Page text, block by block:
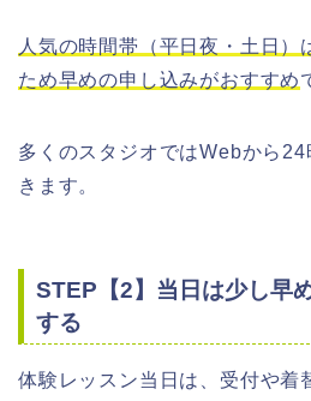
人気の時間帯（平日夜・土日）
ため早めの申し込みがおすすめ
多くのスタジオではWebから
きます。
STEP【2】当日は少し早
する
体験レッスン当日は、受付や着